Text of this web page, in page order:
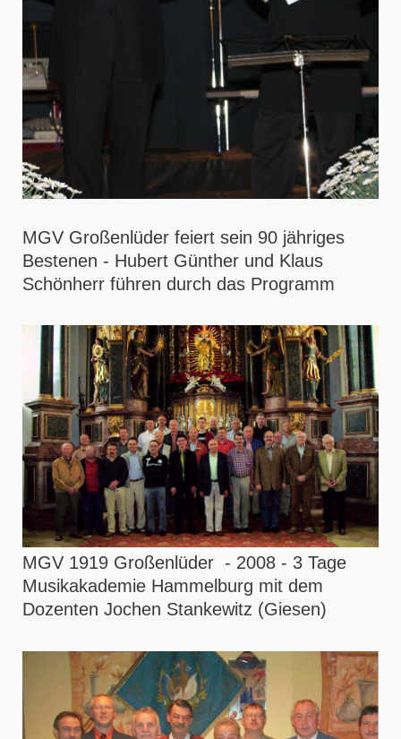
MGV Großenlüder feiert sein 90 jähriges
Bestenen - Hubert Günther und Klaus
Schönherr führen durch das Programm
MGV 1919 Großenlüder - 2008 - 3 Tage
Musikakademie Hammelburg mit dem
Dozenten Jochen Stankewitz (Giesen)